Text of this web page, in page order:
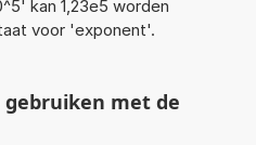
kan 1,23e5 worden
voor 'exponent'.
met de